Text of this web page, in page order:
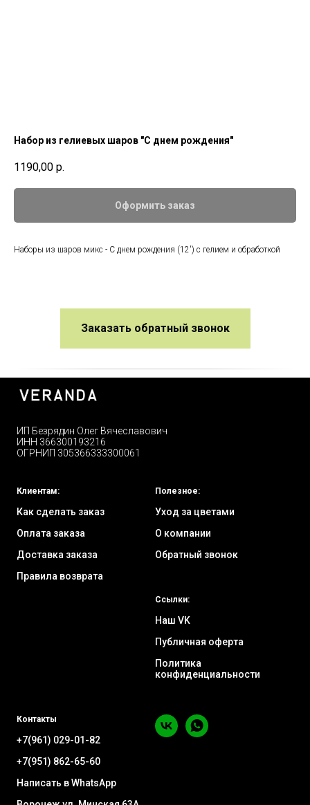
Набор из гелиевых шаров "С днем рождения"
1190,00 р.
Оформить заказ
Наборы из шаров микс - С днем рождения (12') с гелием и обработкой
Заказать обратный звонок
ИП Безрядин Олег Вячеславович
ИНН 366300193216
ОГРНИП 305366333300061
Клиентам:
Как сделать заказ
Оплата заказа
Доставка заказа
Правила возврата
Полезное:
Уход за цветами
О компании
Обратный звонок
Ссылки:
Наш VK
Публичная оферта
Политика
конфиденциальности
Контакты
+7(961) 029-01-82
+7(951) 862-65-60
Написать в WhatsApp